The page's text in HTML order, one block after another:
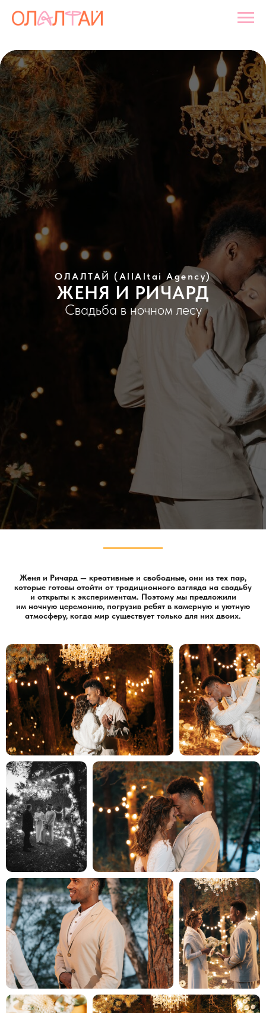
ОЛАЛТАЙ (AllAltai Agency)
ЖЕНЯ И РИЧАРД
Свадьба в ночном лесу
Женя и Ричард — креативные и свободные, они из тех пар,
которые готовы отойти от традиционного взгляда на свадьбу
и открыты к экспериментам. Поэтому мы предложили
им ночную церемонию, погрузив ребят в камерную и уютную
атмосферу, когда мир существует только для них двоих.